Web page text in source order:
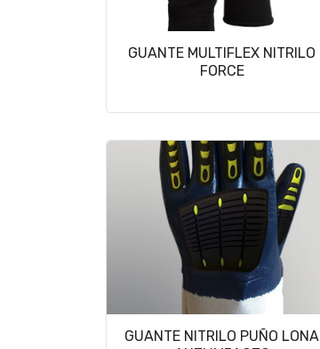
GUANTE MULTIFLEX NITRILO
FORCE
GUANTE NITRILO PUÑO LONA